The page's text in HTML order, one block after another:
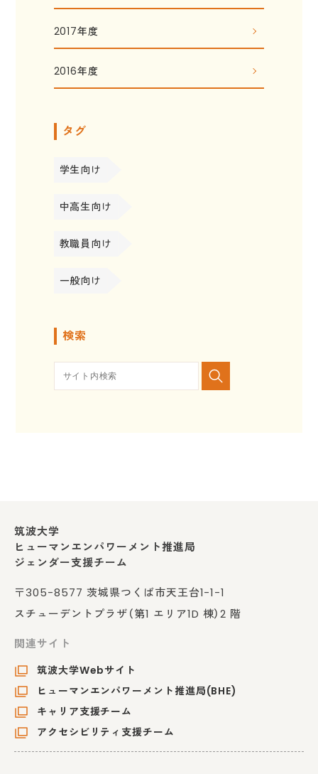
2017年度
2016年度
タグ
学生向け
中高生向け
教職員向け
一般向け
検索
筑波大学
ヒューマンエンパワーメント推進局
ジェンダー支援チーム
〒305-8577 茨城県つくば市天王台1-1-1
スチューデントプラザ（第1 エリア1D 棟）2 階
関連サイト
筑波大学Webサイト
ヒューマンエンパワーメント推進局(BHE)
キャリア支援チーム
アクセシビリティ支援チーム